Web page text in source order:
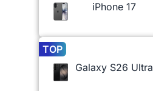
iPhone 17
TOP
Galaxy S26 Ultra